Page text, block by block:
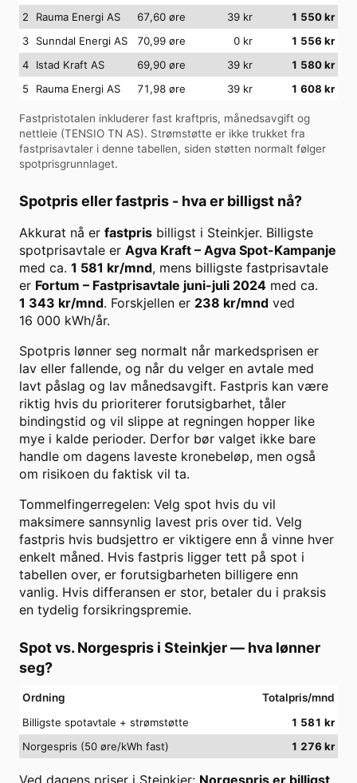
2
Rauma Energi AS 67,60 øre 39 kr 1 550kr
3
Sunndal Energi AS 70,99 øre 0 kr 1 556 kr
4
Istad Kraft AS 69,90 øre 39 kr 1 580kr
5
Rauma Energi AS 71,98 øre 39 kr 1 608 kr
Fastpristotalen inkluderer fast kraftpris, månedsavgift og
nettleie (TENSIO TN AS). Strømstøtte er ikke trukket fra
fastprisavtaler i denne tabellen, siden støtten normalt følger
spotprisgrunnlaget.
Spotpris eller fastpris - hva er billigst nå?
Akkurat nå er fastpris billigst i Steinkjer. Billigste
spotprisavtale er Agva Kraft – Agva Spot-Kampanje
med ca. 1 581 kr/mnd, mens billigste fastprisavtale
er Fortum – Fastprisavtale juni-juli 2024 med ca.
1 343 kr/mnd. Forskjellen er 238 kr/mnd ved
16 000 kWh/år.
Spotpris lønner seg normalt når markedsprisen er
lav eller fallende, og når du velger en avtale med
lavt påslag og lav månedsavgift. Fastpris kan være
riktig hvis du prioriterer forutsigbarhet, tåler
bindingstid og vil slippe at regningen hopper like
mye i kalde perioder. Derfor bør valget ikke bare
handle om dagens laveste kronebeløp, men også
om risikoen du faktisk vil ta.
Tommelfingerregelen: Velg spot hvis du vil
maksimere sannsynlig lavest pris over tid. Velg
fastpris hvis budsjettro er viktigere enn å vinne hver
enkelt måned. Hvis fastpris ligger tett på spot i
tabellen over, er forutsigbarheten billigere enn
vanlig. Hvis differansen er stor, betaler du i praksis
en tydelig forsikringspremie.
Spot vs. Norgespris i Steinkjer— hva lønner
seg?
Ordning
Totalpris/mnd
Billigste spotavtale + strømstøtte
1 581 kr
Norgespris (50 øre/kWh fast)
1 276 kr